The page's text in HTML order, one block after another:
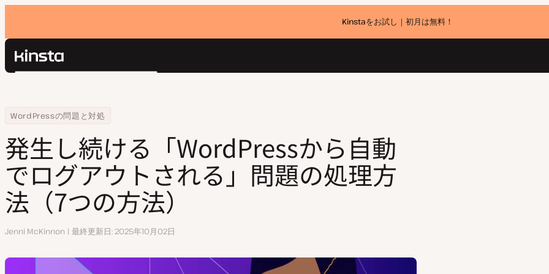
Kinstaをお試し｜初月は無料！
Kinsta®
価格設定
お問い合わせ
検
Home
リソースセンター
WordPressの問題と対処
発生し続ける「WordPressから自動でログアウトされる」問題の処理方法（7つの方法）
発生し続ける「WordPressから自動
でログアウトされる」問題の処理方
法（7つの方法）
執
Jenni McKinnon 最終更新日 2025年10月02日